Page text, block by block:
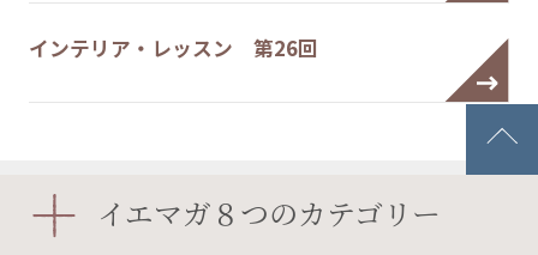
インテリア・レッスン 第26回
口コミ
イエマガ８つのカテゴリー